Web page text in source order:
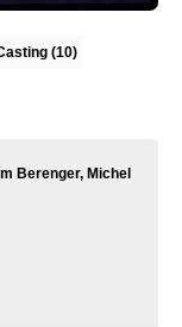
(10)
Berenger, Michel